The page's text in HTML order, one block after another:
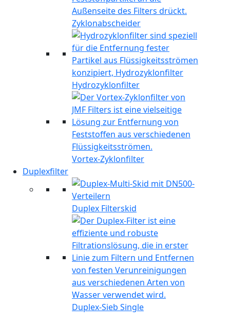
Zyklonabscheider
Hydrozyklonfilter
Vortex-Zyklonfilter
Duplexfilter
Duplex Filterskid
Duplex-Sieb Single